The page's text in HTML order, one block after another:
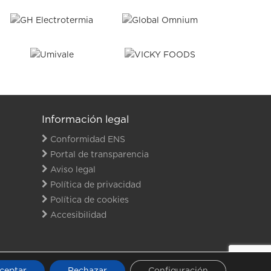
Información legal
Conformidad ENS
Portal de transparencia
Aviso legal
Política de privacidad
Política de cookies
Accesibilidad